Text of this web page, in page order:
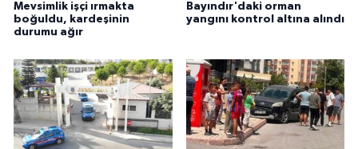
Mevsimlik işçi ırmakta
boğuldu, kardeşinin
durumu ağır
Bayındır'daki orman
yangını kontrol altına alındı